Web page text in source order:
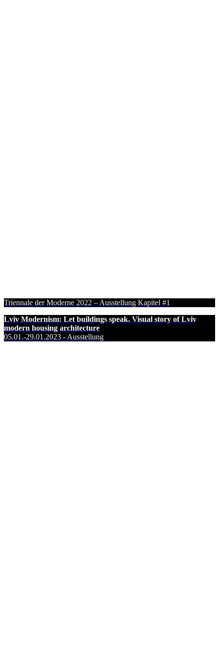
Triennale der Moderne 2022 – Ausstellung Kapitel #1
Lviv Modernism: Let buildings speak. Visual story of Lviv
modern housing architecture
05.01.-29.01.2023 - Ausstellung